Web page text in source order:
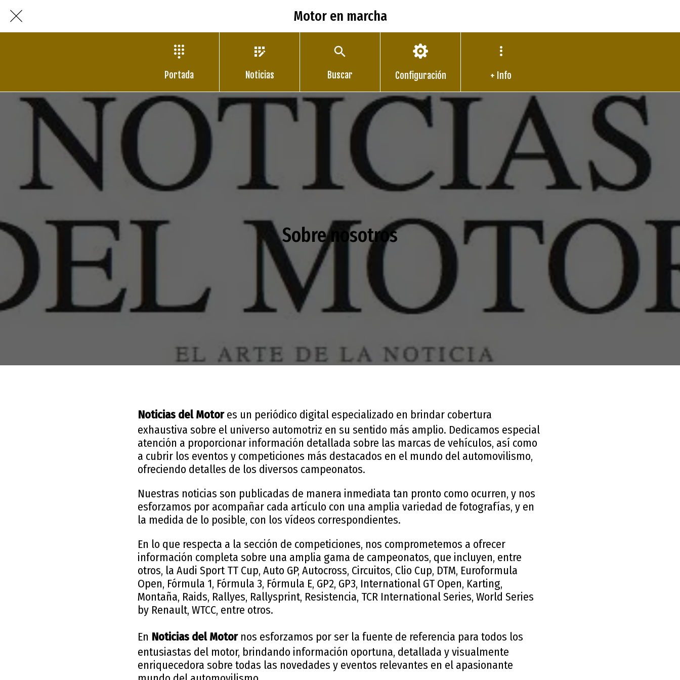
Motor en marcha
Portada Noticias Buscar Configuración + Info
Sobre nosotros
Noticias del Motores un periódico digital especializado en brindar cobertura
exhaustiva sobre el universo automotriz en su sentido más amplio. Dedicamos especial
atención a proporcionar información detallada sobre las marcas de vehículos, así como
a cubrir los eventos y competiciones más destacados en el mundo del automovilismo,
ofreciendo detalles de los diversos campeonatos.
Nuestras noticias son publicadas de manera inmediata tan pronto como ocurren, y nos
esforzamos por acompañar cada artículo con una amplia variedad de fotografías, y en
la medida de lo posible, con los vídeos correspondientes.
En lo que respecta a la sección de competiciones, nos comprometemos a ofrecer
información completa sobre una amplia gama de campeonatos, que incluyen, entre
otros, la Audi Sport TT Cup, Auto GP, Autocross, Circuitos, Clio Cup, DTM, Euroformula
Open, Fórmula 1, Fórmula 3, Fórmula E, GP2, GP3, International GT Open, Karting,
Montaña, Raids, Rallyes, Rallysprint, Resistencia, TCR International Series, World Series
by Renault, WTCC, entre otros.
En Noticias del Motornos esforzamos por ser la fuente de referencia para todos los
entusiastas del motor, brindando información oportuna, detallada y visualmente
enriquecedora sobre todas las novedades y eventos relevantes en el apasionante